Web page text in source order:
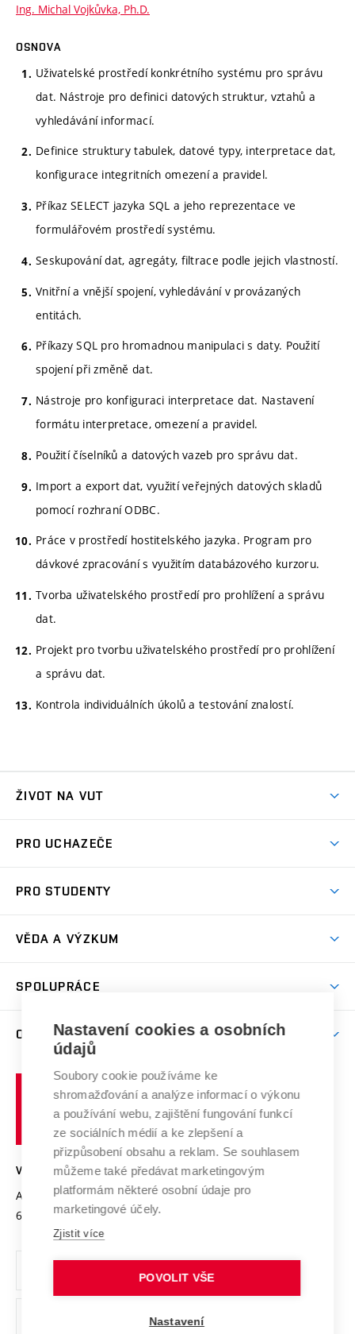
Ing. Michal Vojkůvka, Ph.D.
OSNOVA
Uživatelské prostředí konkrétního systému pro správu
dat. Nástroje pro definici datových struktur, vztahů a
vyhledávání informací.
Definice struktury tabulek, datové typy, interpretace dat,
konfigurace integritních omezení a pravidel.
Příkaz SELECT jazyka SQL a jeho reprezentace ve
formulářovém prostředí systému.
Seskupování dat, agregáty, filtrace podle jejich vlastností.
Vnitřní a vnější spojení, vyhledávání v provázaných
entitách.
Příkazy SQL pro hromadnou manipulaci s daty. Použití
spojení při změně dat.
Nástroje pro konfiguraci interpretace dat. Nastavení
formátu interpretace, omezení a pravidel.
Použití číselníků a datových vazeb pro správu dat.
Import a export dat, využití veřejných datových skladů
pomocí rozhraní ODBC.
Práce v prostředí hostitelského jazyka. Program pro
dávkové zpracování s využitím databázového kurzoru.
Tvorba uživatelského prostředí pro prohlížení a správu
dat.
Projekt pro tvorbu uživatelského prostředí pro prohlížení
a správu dat.
Kontrola individuálních úkolů a testování znalostí.
ŽIVOT NA VUT
Koleje
Sport na VUT
PRO UCHAZEČE
Dny otevřených dveří
Celoživotní vzdělávání
E-přihláška
PRO STUDENTY
Harmonogram akademického roku
Závěrečné práce
Doktorské studium
Zpracování osobních údajů studentů
Sociální bezpečí
Studium bez bariér
Podpora podnikání
VĚDA A VÝZKUM
Mezinárodní vědecká rada
Systém zajišťování kvality výzkumu
Výzkumné infrastruktury
Transfer znalostí
Open Science
Projekty
Projekty ze strukturálních fondů
Specifický výzkum
SPOLUPRÁCE
Zahraniční spolupráce
Spolupráce se školami
Služby univerzity
Mezinárodní dohody
Univerzitní sítě
O UNIVERZITĚ
Profil univerzity
Udržitelná univerzita
Podnikavá univerzita / ContriBUTe
Bezpečná univerzita
Vyznamenání
Organizační struktura
Ochrana osobních údajů
učení
technické
VYSOKÉ UČENÍ TECHNICKÉ V BRNĚ
Antonínská 548/1
602 00 Brno
www.vut.cz
vut@vutbr.cz
Nastavení cookies a osobních
údajů
Soubory cookie používáme ke
shromažďování a analýze informací o výkonu
a používání webu, zajištění fungování funkcí
ze sociálních médií a ke zlepšení a
přizpůsobení obsahu a reklam. Se souhlasem
můžeme také předávat marketingovým
platformám některé osobní údaje pro
marketingové účely.
Zjistit více
POVOLIT VŠE
Nastavení